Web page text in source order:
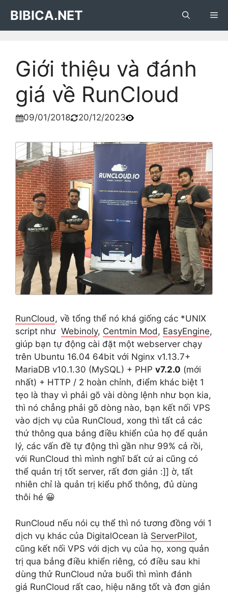
content
BIBICA.NET
Giới thiệu và đánh
giá về RunCloud
09/01/201820/12/2023
RunCloud, về tổng thể nó khá giống các *UNIX
script như Webinoly, Centmin Mod, EasyEngine,
giúp bạn tự động cài đặt một webserver chạy
trên Ubuntu 16.04 64bit với Nginx v1.13.7+
MariaDB v10.1.30 (MySQL) + PHP v7.2.0 (mới
nhất) + HTTP / 2 hoàn chỉnh, điểm khác biệt 1
tẹo là thay vì phải gõ vài dòng lệnh như bọn kia,
thì nó chẳng phải gõ dòng nào, bạn kết nối VPS
vào dịch vụ của RunCloud, xong thì tất cả các
thứ thông qua bảng điều khiển của họ để quản
lý, các vấn đề tự động thì gần như 99% cả rồi,
với RunCloud thì mình nghĩ bất cứ ai cũng có
thể quản trị tốt server, rất đơn giản :]] ờ, tất
nhiên chỉ là quản trị kiểu phổ thông, đủ dùng
thôi hé 😀
RunCloud nếu nói cụ thể thì nó tương đồng với 1
dịch vụ khác của DigitalOcean là ServerPilot,
cũng kết nối VPS với dịch vụ của họ, xong quản
trị qua bảng điều khiển riêng, có điều sau khi
dùng thử RunCloud nửa buổi thì mình đánh
giá RunCloud rất cao, hiệu năng tốt và đơn giản